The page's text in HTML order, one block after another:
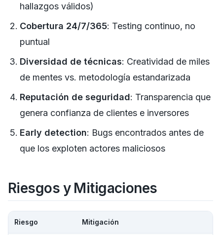
hallazgos válidos)
Cobertura 24/7/365: Testing continuo, no
puntual
Diversidad de técnicas: Creatividad de miles
de mentes vs. metodología estandarizada
Reputación de seguridad: Transparencia que
genera confianza de clientes e inversores
Early detection: Bugs encontrados antes de
que los exploten actores maliciosos
Riesgos y Mitigaciones
Riesgo Mitigación